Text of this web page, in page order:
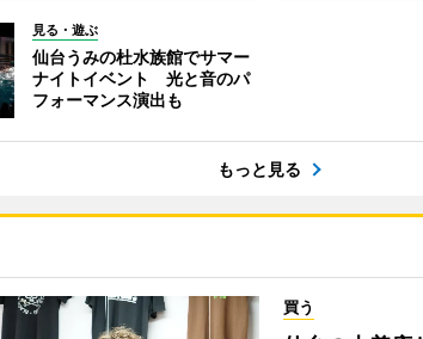
見る・遊ぶ
仙台うみの杜水族館でサマー
ナイトイベント 光と音のパ
フォーマンス演出も
もっと見る
買う